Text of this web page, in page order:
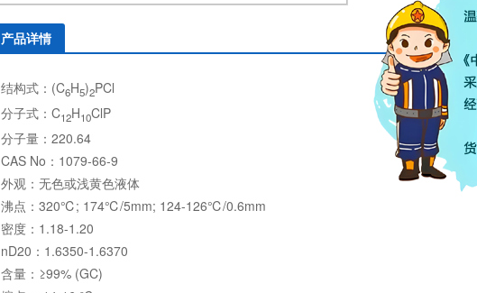
产品详情
结构式：(C6H5)2PCl
分子式：C12H10ClP
分子量：220.64
CAS No：1079-66-9
外观：无色或浅黄色液体
沸点：320℃; 174℃/5mm; 124-126℃/0.6mm
密度：1.18-1.20
nD20：1.6350-1.6370
含量：≥99% (GC)